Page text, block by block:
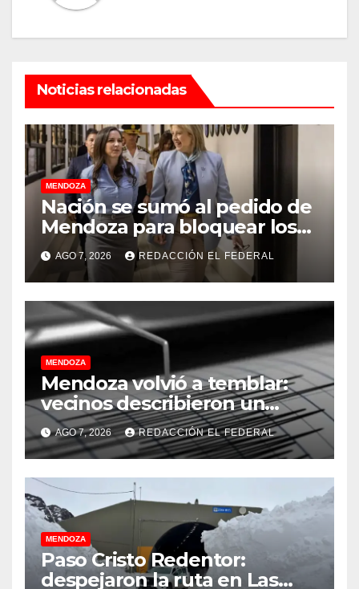
Noticias relacionadas
MENDOZA
Nación se sumó al pedido de
Mendoza para bloquear los
celulares en las cárceles de
la provincia
AGO 7, 2026 REDACCIÓN EL FEDERAL
MENDOZA
Mendoza volvió a temblar:
vecinos describieron un
“sacudón” acompañado por
un fuerte estruendo
AGO 7, 2026 REDACCIÓN EL FEDERAL
MENDOZA
Paso Cristo Redentor:
despejaron la ruta en Las